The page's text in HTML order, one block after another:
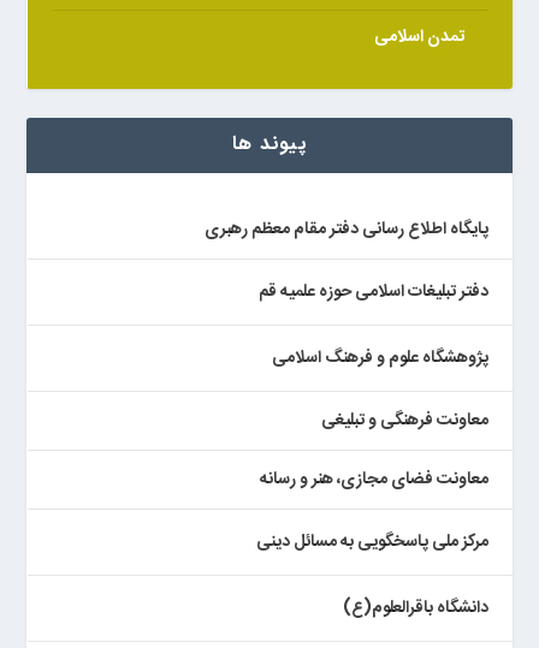
تمدن اسلامی
پیوند ها
پایگاه اطلاع رسانی دفتر مقام معظم رهبری
دفتر تبلیغات اسلامی حوزه علمیه قم
پژوهشگاه علوم و فرهنگ اسلامی
معاونت فرهنگی و تبلیغی
معاونت فضای مجازی، هنر و رسانه
مرکز ملی پاسخگویی به مسائل دینی
دانشگاه باقرالعلوم(ع)